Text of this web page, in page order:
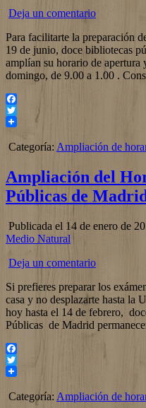
Deja un comentario
Para facilitarte la preparación
19 de junio, doce bibliotecas
amplían su horario de apertura
domingo, de 9.00 a 1.00 .
Facebook
Twitter
Categoría: Ampliación de
Ampliación del
Públicas de
Publicada el 14 de enero de
Medio Natural
Deja un comentario
Si prefieres preparar los
casa y no desplazarte hasta la
hoy hasta el 14 de febrero,
Públicas de Madrid
Facebook
Twitter
Categoría: Ampliación de